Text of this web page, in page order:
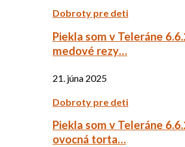
Dobroty pre deti
Piekla som v Teleráne
medové rezy…
21. júna 2025
Dobroty pre deti
Piekla som v Teleráne
ovocná torta…